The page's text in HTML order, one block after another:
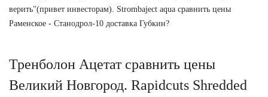
верить"(привет инвесторам). Strombaject aqua сравнить цены
Раменское - Станодрол-10 доставка Губкин?
Тренболон Ацетат сравнить цены
Великий Новгород. Rapidcuts Shredded